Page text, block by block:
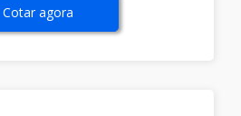
Cotar agora